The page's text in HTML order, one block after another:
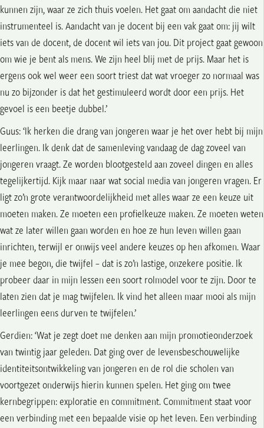
kunnen zijn, waar ze zich thuis voelen. Het gaat om aandacht die niet
instrumenteel is. Aandacht van je docent bij een vak gaat om: jij wilt
iets van de docent, de docent wil iets van jou. Dit project gaat gewoon
om wie je bent als mens. We zijn heel blij met de prijs. Maar het is
ergens ook wel weer een soort triest dat wat vroeger zo normaal was
nu zo bijzonder is dat het gestimuleerd wordt door een prijs. Het
gevoel is een beetje dubbel.’
Guus: ‘Ik herken die drang van jongeren waar je het over hebt bij mijn
leerlingen. Ik denk dat de samenleving vandaag de dag zoveel van
jongeren vraagt. Ze worden blootgesteld aan zoveel dingen en alles
tegelijkertijd. Kijk maar naar wat social media van jongeren vragen. Er
ligt zo’n grote verantwoordelijkheid met alles waar ze een keuze uit
moeten maken. Ze moeten een profielkeuze maken. Ze moeten weten
wat ze later willen gaan worden en hoe ze hun leven willen gaan
inrichten, terwijl er onwijs veel andere keuzes op hen afkomen.Waar
je mee begon, die twijfel – dat is zo’n lastige, onzekere positie. Ik
probeer daar in mijn lessen een soort rolmodel voor te zijn. Door te
laten zien dat je mag twijfelen. Ik vind het alleen maar mooi als mijn
leerlingen eens durven te twijfelen.’
Gerdien: ‘Wat je zegt doet me denken aan mijn promotieonderzoek
van twintig jaar geleden. Dat ging over de levensbeschouwelijke
identiteitsontwikkeling van jongeren en de rol die scholen van
voortgezet onderwijs hierin kunnen spelen. Het ging om twee
kernbegrippen: exploratie en commitment. Commitment staat voor
een verbinding met een bepaalde visie op het leven. Een verbinding